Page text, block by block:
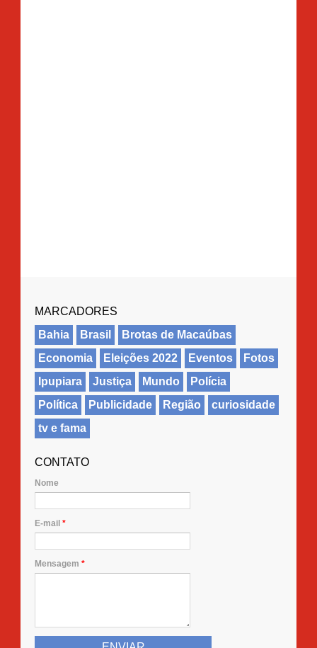
MARCADORES
Bahia
Brasil
Brotas de Macaúbas
Economia
Eleições 2022 Eventos
Fotos
Ipupiara
Justiça Mundo
Polícia
Política
Publicidade Região
curiosidade
tv e fama
CONTATO
Nome
E-mail *
Mensagem *